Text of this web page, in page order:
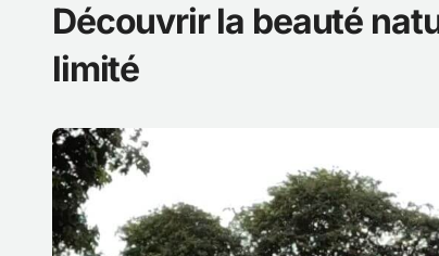
Découvrir la beauté
limité